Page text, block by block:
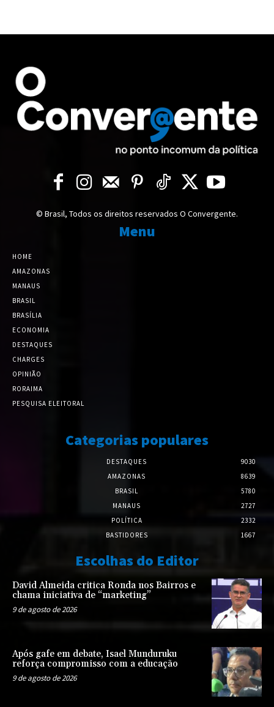
© Brasil, Todos os direitos reservados O Convergente.
Menu
HOME
AMAZONAS
MANAUS
BRASIL
BRASÍLIA
ECONOMIA
DESTAQUES
CHARGES
OPINIÃO
RORAIMA
PESQUISA ELEITORAL
Categorias populares
DESTAQUES
9030
AMAZONAS
8639
BRASIL
5780
MANAUS
2727
POLÍTICA
2332
BASTIDORES
1667
Escolhas do Editor
David Almeida critica Ronda nos Bairros e
chama iniciativa de “marketing”
9 de agosto de 2026
Após gafe em debate, Isael Munduruku
reforça compromisso com a educação
9 de agosto de 2026